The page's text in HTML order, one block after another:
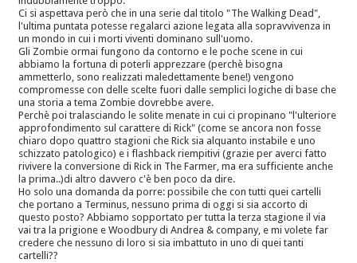
Ci si aspettava però che in una serie dal titolo "The Walking Dead",
l'ultima puntata potesse regalarci azione legata alla sopravvivenza in
un mondo in cui i morti viventi dominano sull'uomo.
Gli Zombie ormai fungono da contorno e le poche scene in cui
abbiamo la fortuna di poterli apprezzare (perchè bisogna
ammetterlo, sono realizzati maledettamente bene!) vengono
compromesse con delle scelte fuori dalle semplici logiche di base che
una storia a tema Zombie dovrebbe avere.
Perchè poi tralasciando le solite menate in cui ci propinano "l'ulteriore
approfondimento sul carattere di Rick" (come se ancora non fosse
chiaro dopo quattro stagioni che Rick sia alquanto instabile e uno
schizzato patologico) e i flashback riempitivi (grazie per averci fatto
rivivere la conversione di Rick in The Farmer, ma era sufficiente anche
la prima..)di altro davvero c'è ben poco da dire.
Ho solo una domanda da porre: possibile che con tutti quei cartelli
che portano a Terminus, nessuno prima di oggi si sia accorto di
questo posto? Abbiamo sopportato per tutta la terza stagione il via
vai tra la prigione e Woodbury di Andrea & company, e mi volete far
credere che nessuno di loro si sia imbattuto in uno di quei tanti
cartelli??